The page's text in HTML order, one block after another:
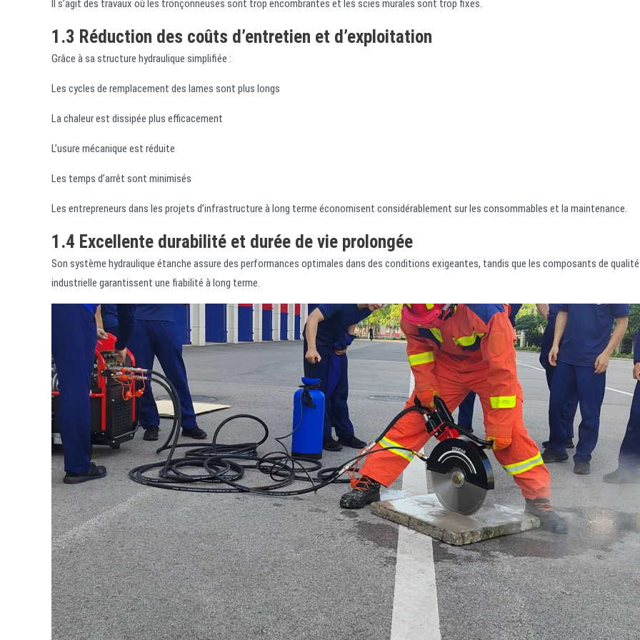
Il s’agit des travaux où les tronçonneuses sont trop encombrantes et les scies murales sont trop fixes.
1.3 Réduction des coûts d’entretien et d’exploitation
Grâce à sa structure hydraulique simplifiée :
Les cycles de remplacement des lames sont plus longs
La chaleur est dissipée plus efficacement
L’usure mécanique est réduite
Les temps d’arrêt sont minimisés
Les entrepreneurs dans les projets d’infrastructure à long terme économisent considérablement sur les consommables et la maintenance.
1.4 Excellente durabilité et durée de vie prolongée
Son système hydraulique étanche assure des performances optimales dans des conditions exigeantes, tandis que les composants de qualité
industrielle garantissent une fiabilité à long terme.